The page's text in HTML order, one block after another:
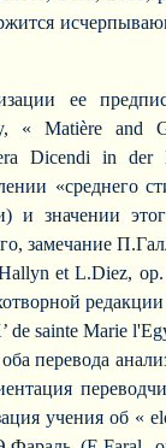
ее
« Matière and
Dicendi in der
«среднего
значении
замечание
et L.Diez,
sainte Marie
перевода
учения об «